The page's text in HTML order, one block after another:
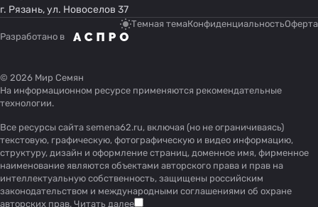
г. Рязань, ул. Новоселов 37
Темная темаКонфиденциальностьОферта
Разработано в
© 2026 Мир Семян
На информационном ресурсе применяются рекомендательные
технологии.
Все ресурсы сайта semena62.ru, включая (но не ограничиваясь)
текстовую, графическую, фотографическую и видео информацию,
структуру, дизайн и оформление страниц, доменное имя, фирменное
наименование являются объектами авторского права и прав на
интеллектуальную собственность, защищены российским
законодательством и международными соглашениями об охране
авторских прав. Читать далее